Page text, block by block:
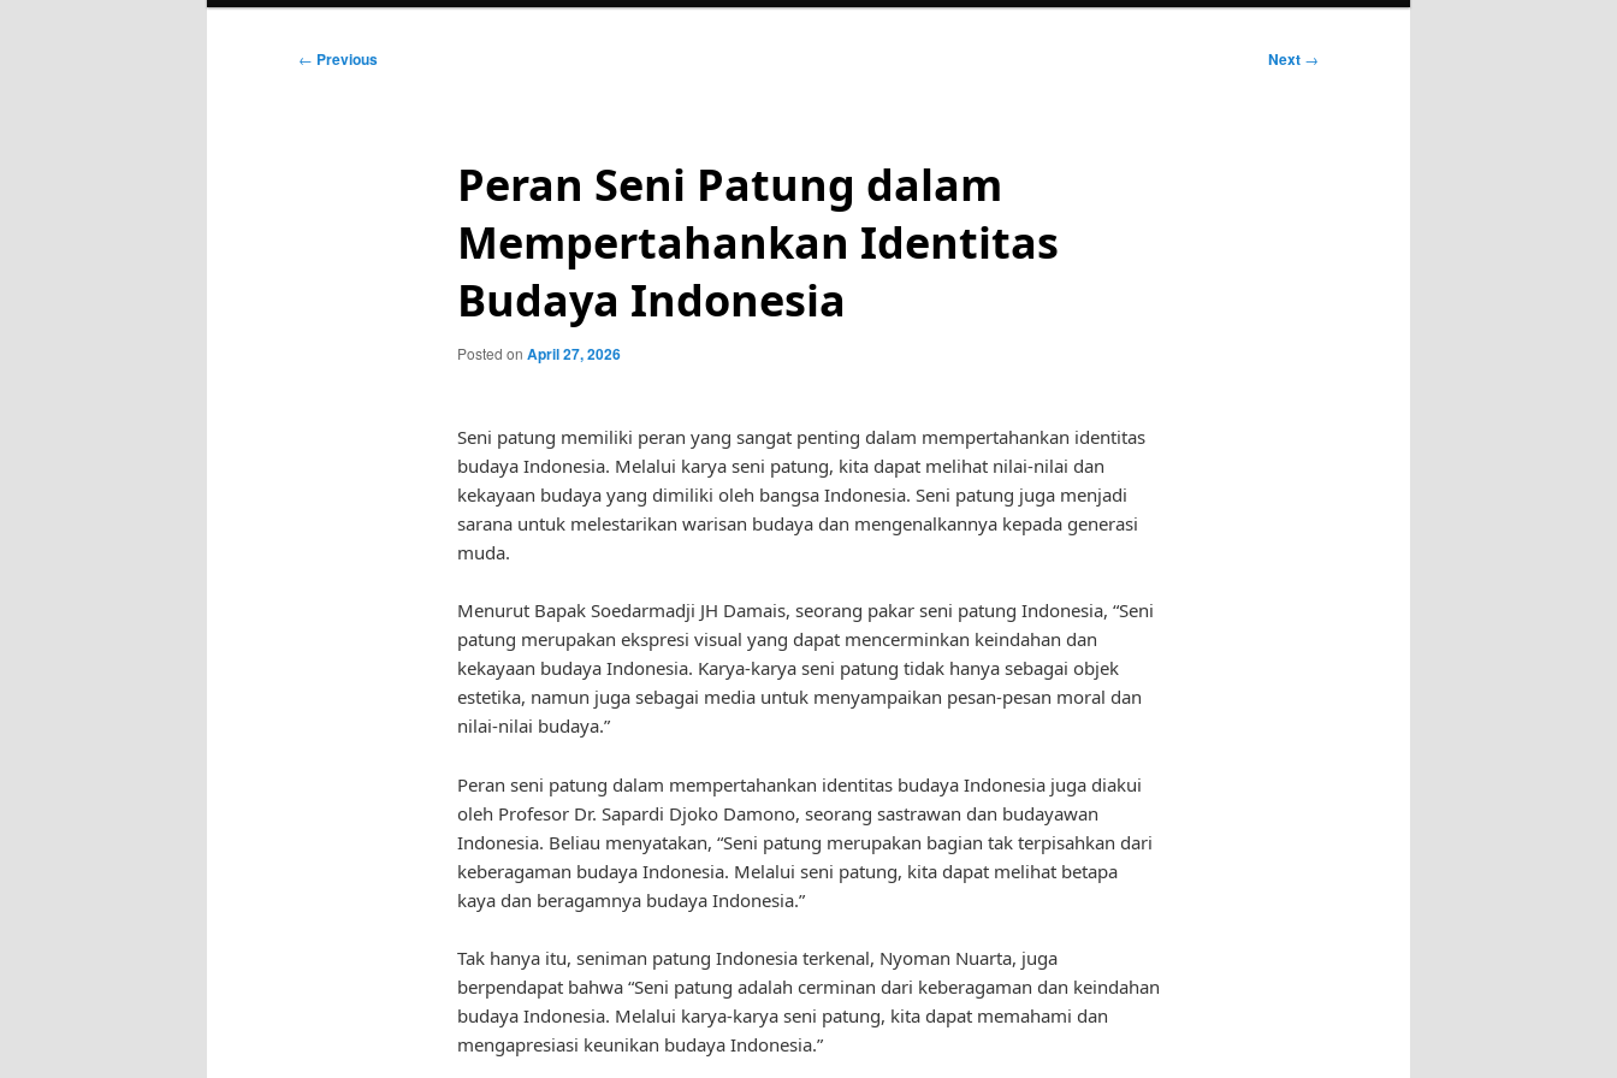
Post
← Previous Next →
Peran Seni Patung dalam
Mempertahankan Identitas
Budaya Indonesia
Posted on April 27, 2026
Seni patung memiliki peran yang sangat penting dalam mempertahankan identitas
budaya Indonesia. Melalui karya seni patung, kita dapat melihat nilai-nilai dan
kekayaan budaya yang dimiliki oleh bangsa Indonesia. Seni patung juga menjadi
sarana untuk melestarikan warisan budaya dan mengenalkannya kepada generasi
muda.
Menurut Bapak Soedarmadji JH Damais, seorang pakar seni patung Indonesia, “Seni
patung merupakan ekspresi visual yang dapat mencerminkan keindahan dan
kekayaan budaya Indonesia. Karya-karya seni patung tidak hanya sebagai objek
estetika, namun juga sebagai media untuk menyampaikan pesan-pesan moral dan
nilai-nilai budaya.”
Peran seni patung dalam mempertahankan identitas budaya Indonesia juga diakui
oleh Profesor Dr. Sapardi Djoko Damono, seorang sastrawan dan budayawan
Indonesia. Beliau menyatakan, “Seni patung merupakan bagian tak terpisahkan dari
keberagaman budaya Indonesia. Melalui seni patung, kita dapat melihat betapa
kaya dan beragamnya budaya Indonesia.”
Tak hanya itu, seniman patung Indonesia terkenal, Nyoman Nuarta, juga
berpendapat bahwa “Seni patung adalah cerminan dari keberagaman dan keindahan
budaya Indonesia. Melalui karya-karya seni patung, kita dapat memahami dan
mengapresiasi keunikan budaya Indonesia.”